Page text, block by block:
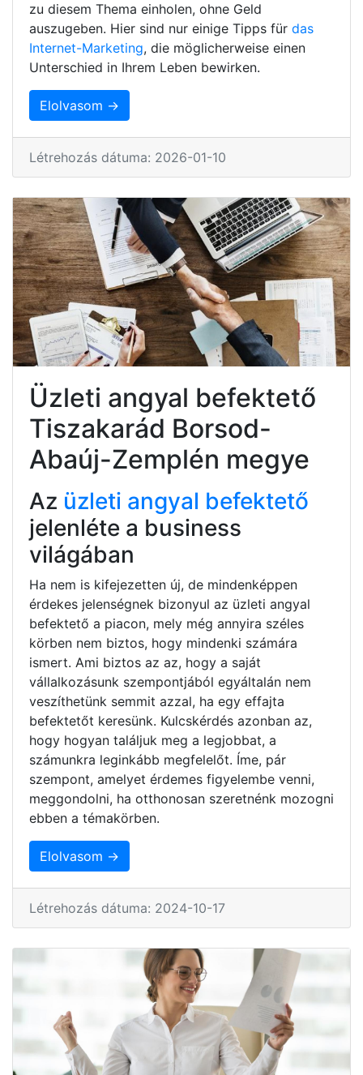
zu diesem Thema einholen, ohne Geld
auszugeben. Hier sind nur einige Tipps für das
Internet-Marketing, die möglicherweise einen
Unterschied in Ihrem Leben bewirken.
Elolvasom →
Létrehozás dátuma: 2026-01-10
Üzleti angyal befektető
Tiszakarád Borsod-
Abaúj-Zemplén megye
Az üzleti angyal befektető
jelenléte a business
világában
Ha nem is kifejezetten új, de mindenképpen
érdekes jelenségnek bizonyul az üzleti angyal
befektető a piacon, mely még annyira széles
körben nem biztos, hogy mindenki számára
ismert. Ami biztos az az, hogy a saját
vállalkozásunk szempontjából egyáltalán nem
veszíthetünk semmit azzal, ha egy effajta
befektetőt keresünk. Kulcskérdés azonban az,
hogy hogyan találjuk meg a legjobbat, a
számunkra leginkább megfelelőt. Íme, pár
szempont, amelyet érdemes figyelembe venni,
meggondolni, ha otthonosan szeretnénk mozogni
ebben a témakörben.
Elolvasom →
Létrehozás dátuma: 2024-10-17